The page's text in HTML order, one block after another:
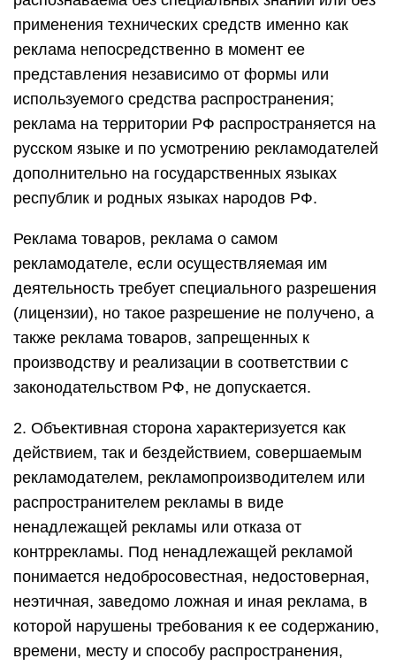
применения технических средств именно как
реклама непосредственно в момент ее
представления независимо от формы или
используемого средства распространения;
реклама на территории РФ распространяется на
русском языке и по усмотрению рекламодателей
дополнительно на государственных языках
республик и родных языках народов РФ.
Реклама товаров, реклама о самом
рекламодателе, если осуществляемая им
деятельность требует специального разрешения
(лицензии), но такое разрешение не получено, а
также реклама товаров, запрещенных к
производству и реализации в соответствии с
законодательством РФ, не допускается.
2. Объективная сторона характеризуется как
действием, так и бездействием, совершаемым
рекламодателем, рекламопроизводителем или
распространителем рекламы в виде
ненадлежащей рекламы или отказа от
контррекламы. Под ненадлежащей рекламой
понимается недобросовестная, недостоверная,
неэтичная, заведомо ложная и иная реклама, в
которой нарушены требования к ее содержанию,
времени, месту и способу распространения,